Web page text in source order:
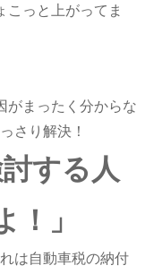
こっと上がってま
がまったく分からな
さり解決！
する人
！」
は自動車税の納付